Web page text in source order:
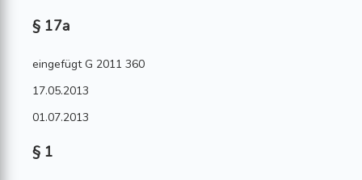
§ 17a
eingefügt G 2011 360
17.05.2013
01.07.2013
§ 1